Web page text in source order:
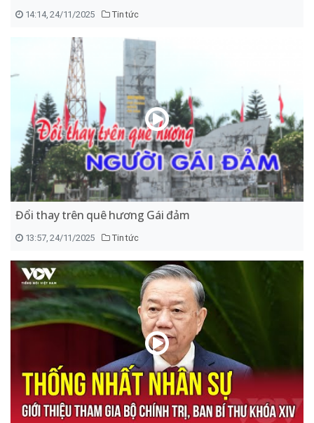
14:14, 24/11/2025 Tin tức
Đổi thay trên quê hương Gái đảm
13:57, 24/11/2025 Tin tức